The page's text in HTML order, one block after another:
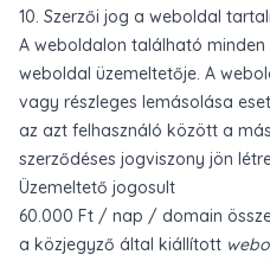
10. Szerzői jog a weboldal
A weboldalon található
weboldal üzemeltetője. A
vagy részleges lemásolása
az azt felhasználó között a
szerződéses jogviszony jön
Üzemeltető jogosult
60.000 Ft / nap / domain
a közjegyző által kiállított